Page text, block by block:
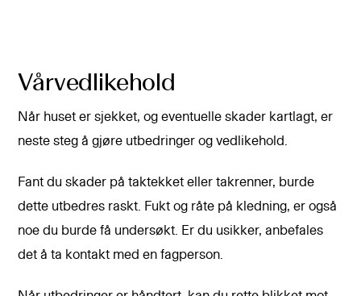
Vårvedlikehold
Når huset er sjekket, og eventuelle skader kartlagt, er
neste steg å gjøre utbedringer og vedlikehold.
Fant du skader på taktekket eller takrenner, burde
dette utbedres raskt. Fukt og råte på kledning, er også
noe du burde få undersøkt. Er du usikker, anbefales
det å ta kontakt med en fagperson.